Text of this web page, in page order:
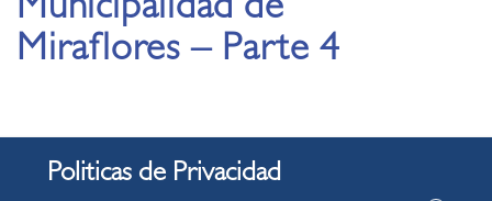
Municipalidad de
Miraflores – Parte 4